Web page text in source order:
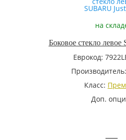
на
Боковое стекло
Еврокод:
Производитель:
Класс:
Доп.